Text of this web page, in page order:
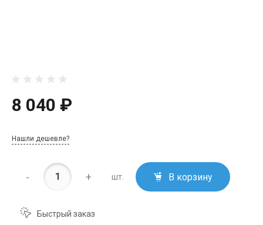
8 040 ₽
Нашли дешевле?
- + шт. В корзину
Быстрый заказ